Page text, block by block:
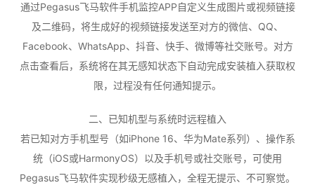
通过Pegasus飞马软件手机监控APP自定义生成图片或视频链接
及二维码，将生成好的视频链接发送至对方的微信、QQ、
Facebook、WhatsApp、抖音、快手、微博等社交账号。对方
点击查看后，系统将在其无感知状态下自动完成安装植入获取权
限，过程没有任何通知提示。
二、已知机型与系统时远程植入
若已知对方手机型号（如iPhone 16、华为Mate系列）、操作系
统（iOS或HarmonyOS）以及手机号或社交账号，可使用
Pegasus飞马软件实现秒级无感植入，全程无提示、不可察觉。